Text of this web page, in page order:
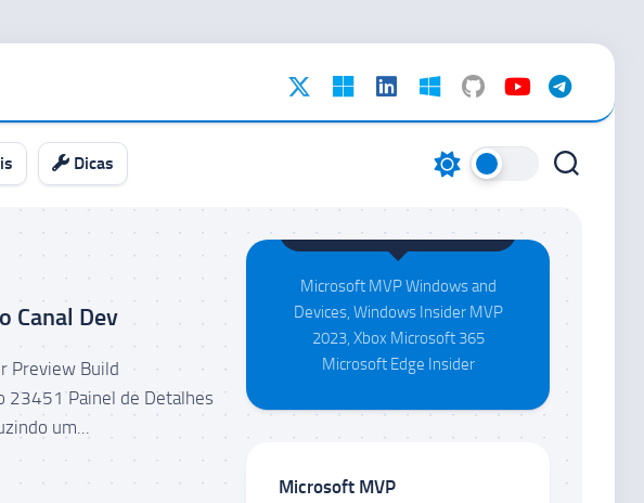
Dicas
Canal Dev
Preview Build
23451 Painel de Detalhes
um...
Maison da Silva
Microsoft MVP Windows and
Devices, Windows Insider MVP
2023, Xbox Microsoft 365
Microsoft Edge Insider
Microsoft MVP